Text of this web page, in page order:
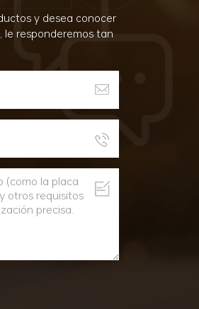
y desea conocer
le responderemos tan